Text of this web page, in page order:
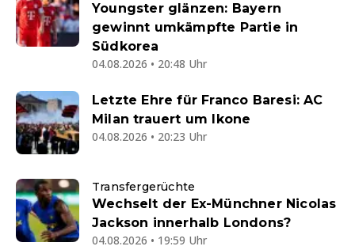
Youngster glänzen: Bayern
gewinnt umkämpfte Partie in
Südkorea
04.08.2026 • 20:48 Uhr
Letzte Ehre für Franco Baresi: AC
Milan trauert um Ikone
04.08.2026 • 20:23 Uhr
Transfergerüchte
Wechselt der Ex-Münchner Nicolas
Jackson innerhalb Londons?
04.08.2026 • 19:59 Uhr